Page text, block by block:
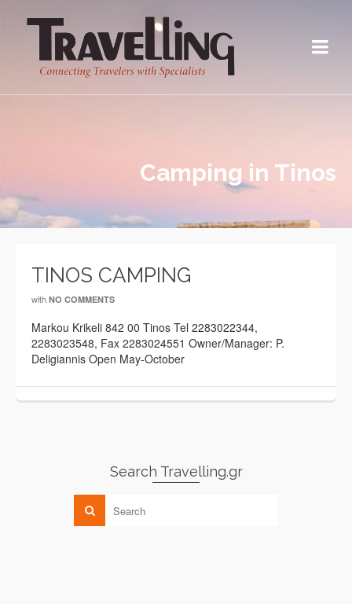
Camping in Tinos
TINOS CAMPING
with NO COMMENTS
Markou Krikeli 842 00 Tinos Tel 2283022344,
2283023548, Fax 2283024551 Owner/Manager: P.
Deligiannis Open May-October
Search Travelling.gr